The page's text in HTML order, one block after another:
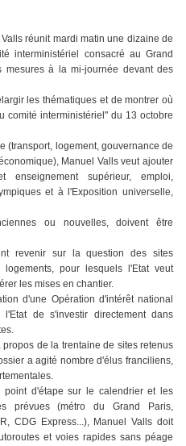
réunit mardi matin une dizaine de
interministériel consacré au Grand
mesures à la mi-journée devant des
les thématiques et de montrer où
comité interministériel" du 13 octobre
(transport, logement, gouvernance de
Manuel Valls veut ajouter
enseignement supérieur, emploi,
et à l'Exposition universelle,
ou nouvelles, doivent être
revenir sur la question des sites
pour lesquels l'Etat veut
les mises en chantier.
d'une Opération d'intérêt national
de s'investir directement dans
de la trentaine de sites retenus
a agité nombre d'élus franciliens,
point d'étape sur le calendrier et les
prévues (métro du Grand Paris,
CDG Express...), Manuel Valls doit
et voies rapides sans péage